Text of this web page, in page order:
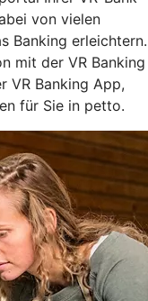
von vielen
Banking erleichtern.
mit der VR Banking
VR Banking App,
für Sie in petto.